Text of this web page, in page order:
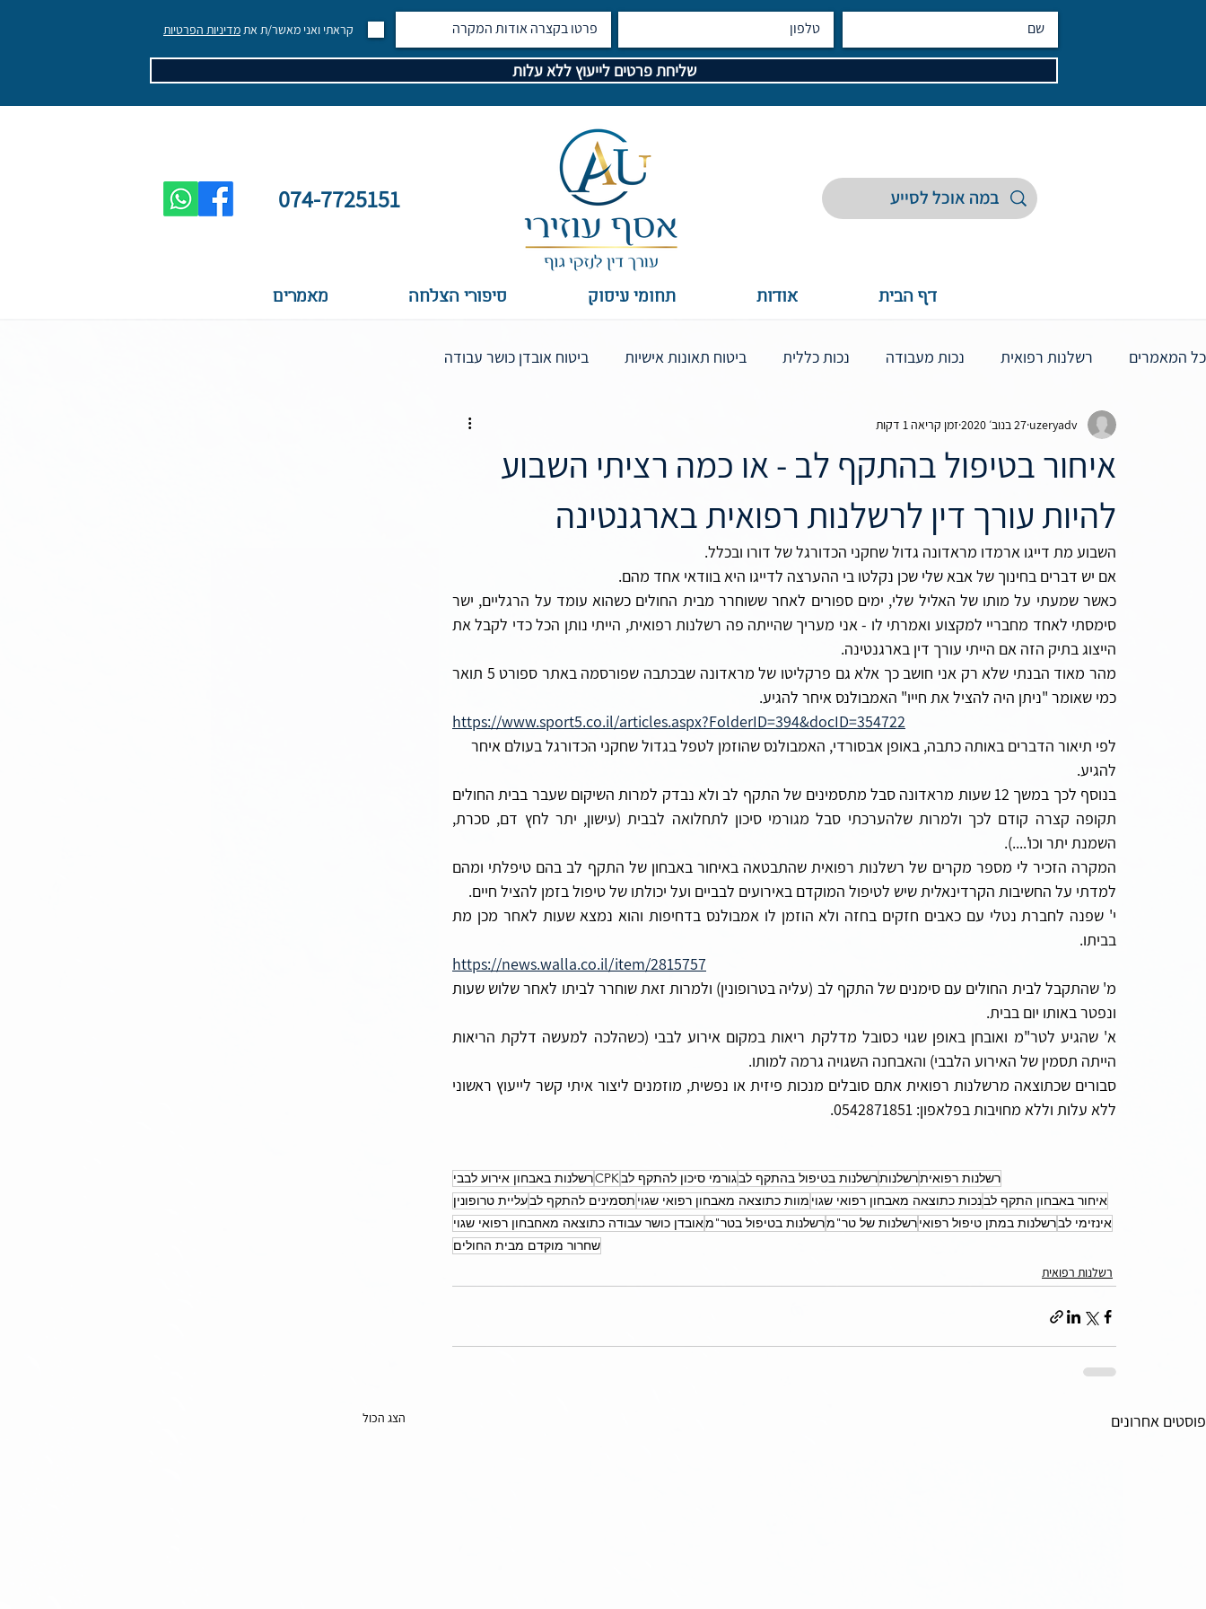
קראתי ואני מאשר/ת אתמדיניות הפרטיות
שליחת פרטים לייעוץ ללא עלות
074-7725151
דף הבית אודות תחומי עיסוק סיפורי הצלחה מאמרים
כל המאמרים רשלנות רפואית נכות מעבודה נכות כללית ביטוח תאונות אישיות ביטוח אובדן כושר עבודה
ביטוח סיעודי תאונות דרכים נזקי גוף
איחור בטיפול בהתקף לב - או כמה רציתי השבוע
להיות עורך דין לרשלנות רפואית בארגנטינה
uzeryadv 27 בנוב׳ 2020 זמן קריאה 1 דקות
השבוע מת דייגו ארמדו מראדונה גדול שחקני הכדורגל של דורו ובכלל.
אם יש דברים בחינוך של אבא שלי שכן נקלטו בי ההערצה לדייגו היא בוודאי אחד מהם.
הייצוג בתיק הזה אם הייתי עורך דין בארגנטינה.
כמי שאומר "ניתן היה להציל את חייו" האמבולנס איחר להגיע.
https://www.sport5.co.il/articles.aspx?FolderID=394&docID=354722
לפי תיאור הדברים באותה כתבה, באופן אבסורדי, האמבולנס שהוזמן לטפל בגדול שחקני הכדורגל בעולם איחר
להגיע.
השמנת יתר וכו'....).
למדתי על החשיבות הקרדינאלית שיש לטיפול המוקדם באירועים לבביים ועל יכולתו של טיפול בזמן להציל חיים.
בביתו.
https://news.walla.co.il/item/2815757
ונפטר באותו יום בבית.
הייתה תסמין של האירוע הלבבי) והאבחנה השגויה גרמה למותו.
ללא עלות וללא מחויבות בפלאפון: 0542871851.
רשלנות רפואיתרשלנותרשלנות בטיפול בהתקף לבגורמי סיכון להתקף לבCPKרשלנות באבחון אירוע לבבי
איחור באבחון התקף לבנכות כתוצאה מאבחון רפואי שגוי מוות כתוצאה מאבחון רפואי שגוי תסמינים להתקף לבעליית טרופונין
אינזימי לברשלנות במתן טיפול רפואירשלנות של טר"מרשלנות בטיפול בטר"מאובדן כושר עבודה כתוצאה מאחבחון רפואי שגוי
שחרור מוקדם מבית החולים
רשלנות רפואית
פוסטים אחרונים הצג הכול